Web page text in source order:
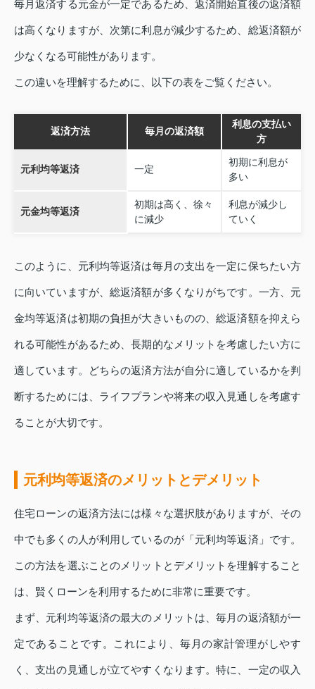
毎月返済する元金が一定であるため、返済開始直後の返済額
は高くなりますが、次第に利息が減少するため、総返済額が
少なくなる可能性があります。
この違いを理解するために、以下の表をご覧ください。
返済方法 毎月の返済額
利息の支払い
方
元利均等返済 一定
初期に利息が
多い
元金均等返済
初期は高く、徐々
に減少
利息が減少し
ていく
このように、元利均等返済は毎月の支出を一定に保ちたい方
に向いていますが、総返済額が多くなりがちです。一方、元
金均等返済は初期の負担が大きいものの、総返済額を抑えら
れる可能性があるため、長期的なメリットを考慮したい方に
適しています。どちらの返済方法が自分に適しているかを判
断するためには、ライフプランや将来の収入見通しを考慮す
ることが大切です。
元利均等返済のメリットとデメリット
住宅ローンの返済方法には様々な選択肢がありますが、その
中でも多くの人が利用しているのが「元利均等返済」です。
この方法を選ぶことのメリットとデメリットを理解すること
は、賢くローンを利用するために非常に重要です。
まず、元利均等返済の最大のメリットは、毎月の返済額が一
定であることです。これにより、毎月の家計管理がしやす
く、支出の見通しが立てやすくなります。特に、一定の収入